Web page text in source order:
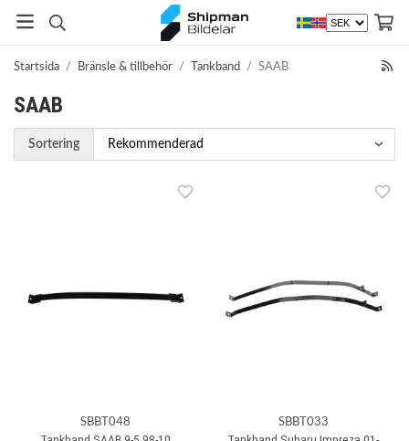
Startsida / Bränsle & tillbehör / Tankband / SAAB
SAAB
Sortering
SBBT048 SBBT033